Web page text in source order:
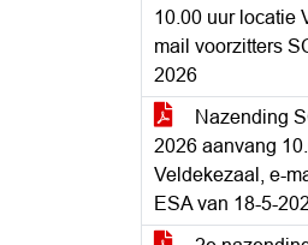
10.00 uur locatie
mail voorzitters
2026
Nazending
2026 aanvang
Veldekezaal, e-
ESA van 18-5-